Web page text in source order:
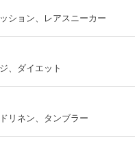
ション、レアスニーカー
、ダイエット
リネン、タンブラー